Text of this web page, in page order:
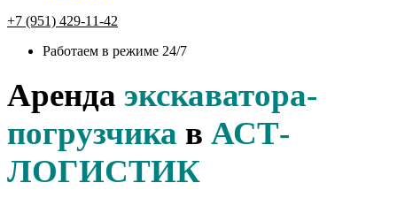
‪+7 (951) 429-11-42
Работаем в режиме 24/7
Аренда экскаватора-
погрузчика в АСТ-
ЛОГИСТИК